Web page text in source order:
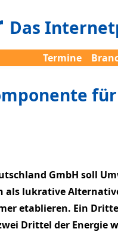
Das
Termine
für
GmbH soll
als lukrative
etablieren. Ein
Drittel der Energie